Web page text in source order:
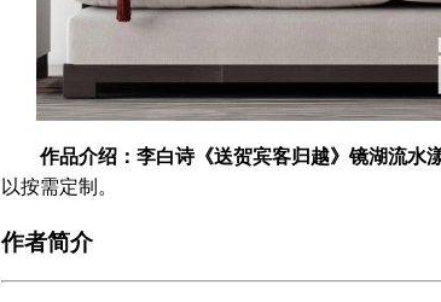
作品介绍：李白诗《送贺宾客归越》‌镜湖流水
以按需定制。
作者简介